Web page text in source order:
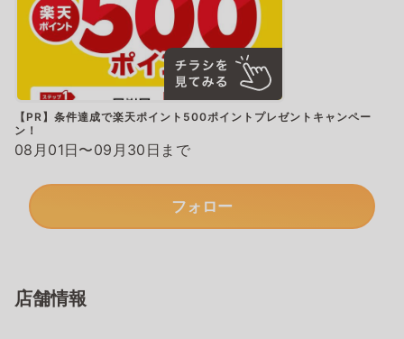
【PR】条件達成で楽天ポイント500ポイントプレゼントキャンペー
ン！
08月01日〜09月30日まで
フォロー
店舗情報